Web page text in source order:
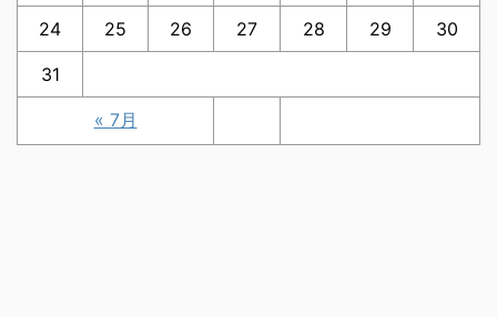
« 7月
24 25 26 27 28 29 30
31